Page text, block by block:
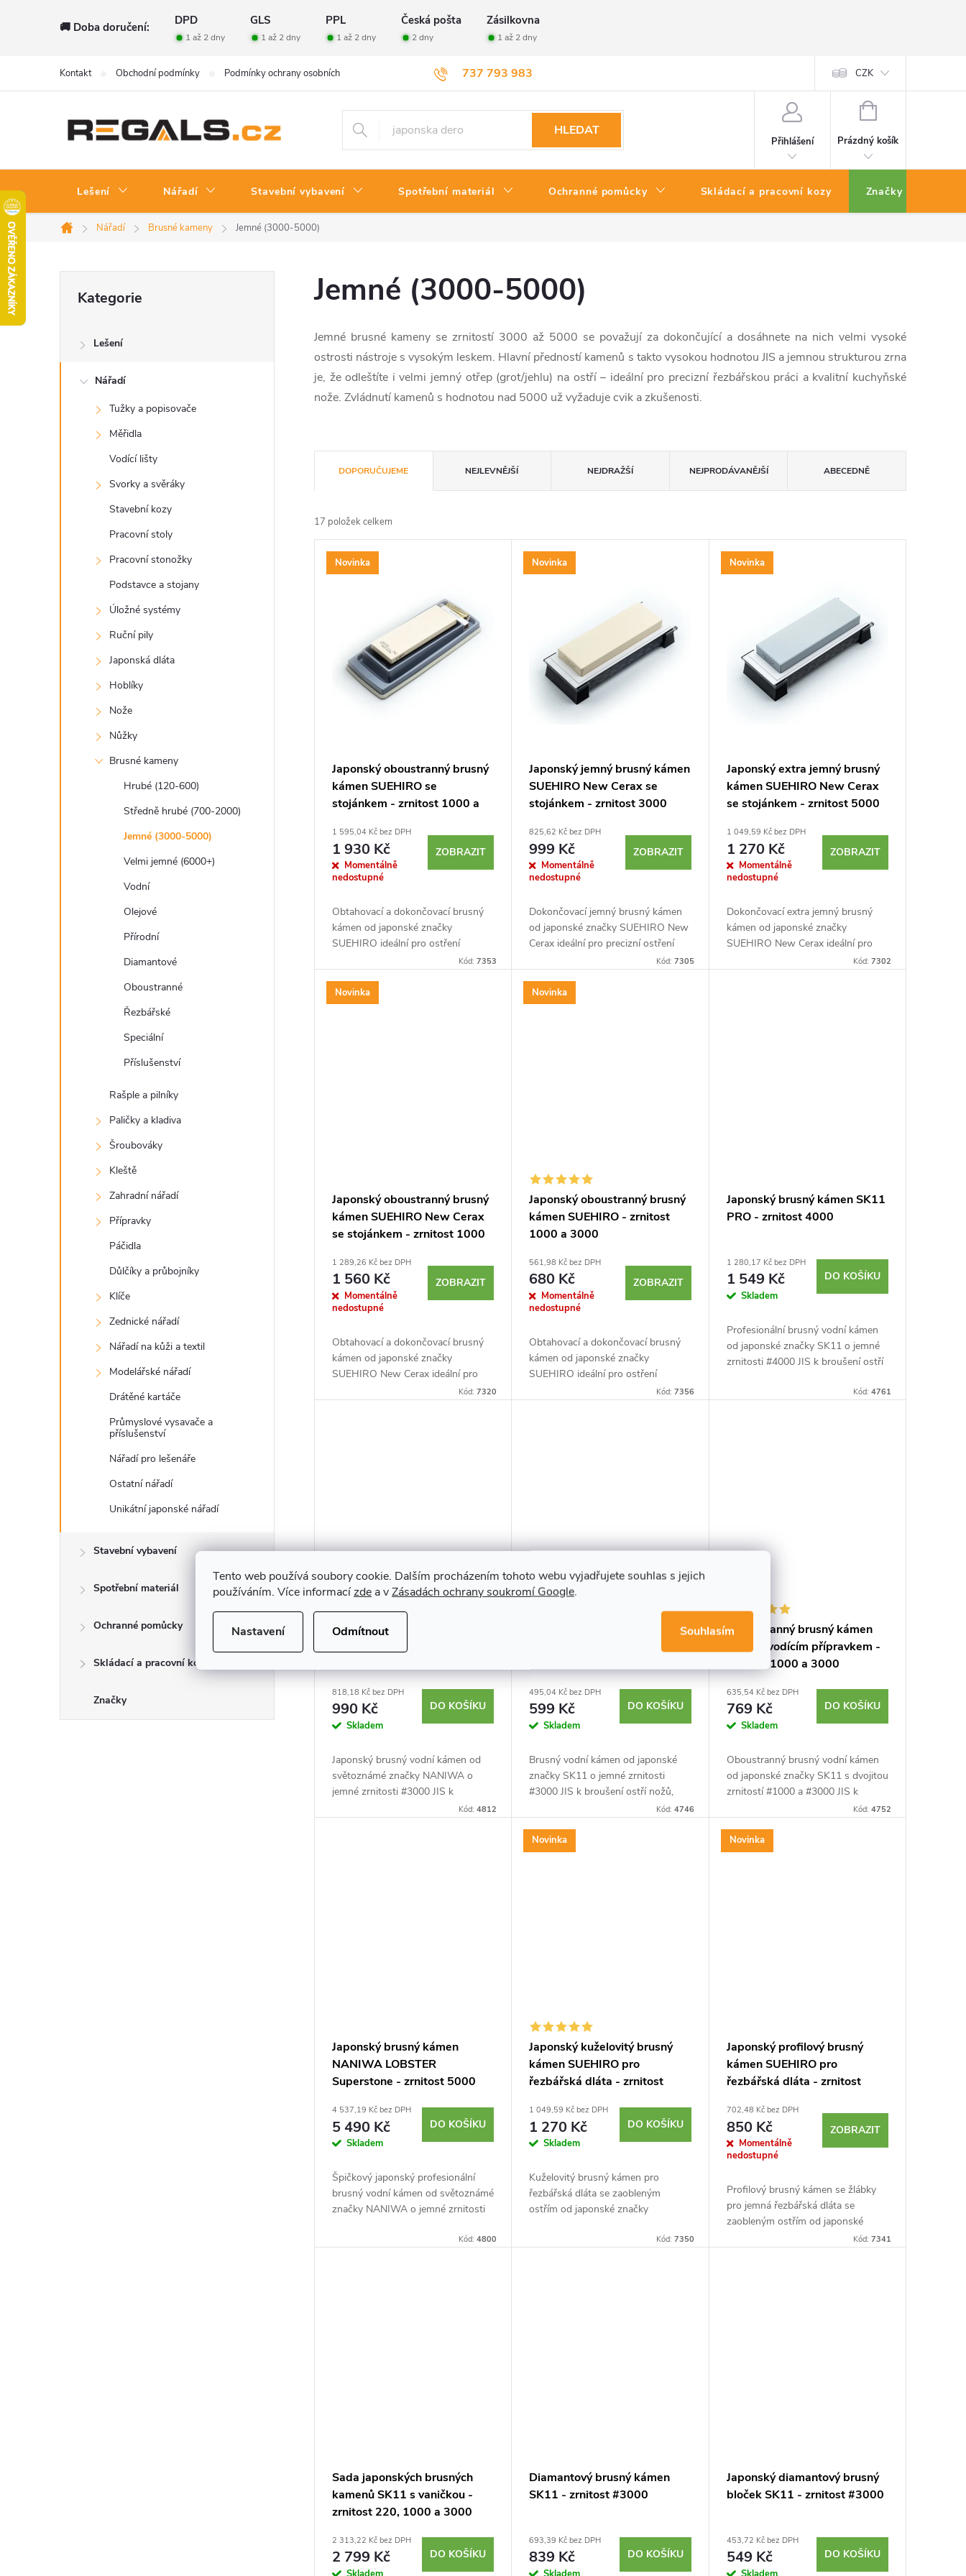
Tento web používá soubory cookie. Dalším procházením tohoto webu vyjadřujete souhlas s jejich
používáním. Více informacízde a vZásadách ochrany soukromí Google.
Nastavení Odmítnout Souhlasím
🚚 Doba doručení: DPD GLS PPL Česká pošta Zásilkovna
1 až 2 dny 1 až 2 dny 1 až 2 dny 2 dny 1 až 2 dny
737 793 983
Kontakt Obchodní podmínky Podmínky ochrany osobních údajů Velkoobchod Vrácení zboží CZK
HLEDAT
Přihlášení
NÁKUPNÍ
Prázdný košík
Lešení Nářadí Stavební vybavení Spotřební materiál Ochranné pomůcky Skládací a pracovní kozy Značky
Domů
Nářadí Brusné kameny Jemné (3000-5000)
s
kategorie
Kategorie
Lešení
Nářadí
Tužky a popisovače
Měřidla
Vodící lišty
Svorky a svěráky
Stavební kozy
Pracovní stoly
Pracovní stonožky
Podstavce a stojany
Úložné systémy
Ruční pily
Japonská dláta
Hoblíky
Nože
Nůžky
Brusné kameny
Hrubé (120-600)
Středně hrubé (700-2000)
Jemné (3000-5000)
Velmi jemné (6000+)
Vodní
Olejové
Přírodní
Diamantové
Oboustranné
Řezbářské
Speciální
Příslušenství
Rašple a pilníky
Paličky a kladiva
Šroubováky
Kleště
Zahradní nářadí
Přípravky
Páčidla
Důlčíky a průbojníky
Klíče
Zednické nářadí
Nářadí na kůži a textil
Modelářské nářadí
Drátěné kartáče
Průmyslové vysavače a
příslušenství
Nářadí pro lešenáře
Ostatní nářadí
Unikátní japonské nářadí
Stavební vybavení
Spotřební materiál
Ochranné pomůcky
Skládací a pracovní kozy
Značky
Jemné (3000-5000)
Jemné brusné kameny se zrnitostí 3000 až 5000 se považují za dokončující a dosáhnete na nich velmi vysoké
ostrosti nástroje s vysokým leskem. Hlavní předností kamenů s takto vysokou hodnotou JIS a jemnou strukturou zrna
je, že odleštíte i velmi jemný otřep (grot/jehlu) na ostří – ideální pro precizní řezbářskou práci a kvalitní kuchyňské
nože. Zvládnutí kamenů s hodnotou nad 5000 už vyžaduje cvik a zkušenosti.
a
z
e
DOPORUČUJEME NEJLEVNĚJŠÍ NEJDRAŽŠÍ NEJPRODÁVANĚJŠÍ ABECEDNĚ
17 položek celkem
V
ů
Novinka
Japonský oboustranný brusný
kámen SUEHIRO se
stojánkem - zrnitost 1000 a
1 595,04 Kč bez DPH
1 930 Kč
Momentálně
nedostupné
ZOBRAZIT
Obtahovací a dokončovací brusný
kámen od japonské značky
SUEHIRO ideální pro ostření
malého množství vody. Zrnitost
#3000...
Kód:7353
Novinka
Japonský jemný brusný kámen
SUEHIRO New Cerax se
stojánkem - zrnitost 3000
825,62 Kč bez DPH
999 Kč
Momentálně
nedostupné
ZOBRAZIT
Dokončovací jemný brusný kámen
od japonské značky SUEHIRO New
Cerax ideální pro precizní ostření
malého množství vody....
Kód: 7305
Novinka
Japonský extra jemný brusný
kámen SUEHIRO New Cerax
se stojánkem - zrnitost 5000
1 049,59 Kč bez DPH
1 270 Kč
Momentálně
nedostupné
ZOBRAZIT
Dokončovací extra jemný brusný
kámen od japonské značky
SUEHIRO New Cerax ideální pro
precizní ostření kuchyňských nožů,
Kód: 7302
Novinka
Japonský oboustranný brusný
kámen SUEHIRO New Cerax
se stojánkem - zrnitost 1000
1 289,26 Kč bez DPH
1 560 Kč
Momentálně
nedostupné
ZOBRAZIT
Obtahovací a dokončovací brusný
kámen od japonské značky
SUEHIRO New Cerax ideální pro
ostření kuchyňských nožů, ale i
Kód:7320
Novinka
Japonský oboustranný brusný
kámen SUEHIRO - zrnitost
1000 a 3000
561,98 Kč bez DPH
680 Kč
Momentálně
nedostupné
ZOBRAZIT
Obtahovací a dokončovací brusný
kámen od japonské značky
SUEHIRO ideální pro ostření
Kód: 7356
Japonský brusný kámen SK11
PRO - zrnitost 4000
1 280,17 Kč bez DPH
1 549 Kč
Skladem
DO KOŠÍKU
Profesionální brusný vodní kámen
od japonské značky SK11 o jemné
zrnitosti #4000 JIS k broušení ostří
Stojánek sloužící jako pouzdro...
Kód: 4761
Japonský brusný kámen
NANIWA na kuchyňské nože -
818,18 Kč bez DPH
990 Kč
Skladem
DO KOŠÍKU
Japonský brusný vodní kámen od
světoznámé značky NANIWA o
jemné zrnitosti #3000 JIS k
broušení ostří nožů, dlát, čepelí
Kód:4812
Japonský brusný kámen SK11
495,04 Kč bez DPH
599 Kč
Skladem
DO KOŠÍKU
Brusný vodní kámen od japonské
značky SK11 o jemné zrnitosti
#3000 JIS k broušení ostří nožů,
kamene 175 x 55...
Kód: 4746
Oboustranný brusný kámen
SK11 s vodícím přípravkem -
zrnitost 1000 a 3000
635,54 Kč bez DPH
769 Kč
Skladem
DO KOŠÍKU
Oboustranný brusný vodní kámen
od japonské značky SK11 s dvojitou
zrnitostí #1000 a #3000 JIS k
broušení ostří nožů, dlát, čepelí
přípravek...
Kód: 4752
Japonský brusný kámen
NANIWA LOBSTER
Superstone - zrnitost 5000
4 537,19 Kč bez DPH
5 490 Kč
Skladem
DO KOŠÍKU
Špičkový japonský profesionální
brusný vodní kámen od světoznámé
značky NANIWA o jemné zrnitosti
Kód:4800
Novinka
Japonský kuželovitý brusný
kámen SUEHIRO pro
řezbářská dláta - zrnitost
1 049,59 Kč bez DPH
1 270 Kč
Skladem
DO KOŠÍKU
Kuželovitý brusný kámen pro
řezbářská dláta se zaobleným
ostřím od japonské značky
Kód: 7350
Novinka
Japonský profilový brusný
kámen SUEHIRO pro
řezbářská dláta - zrnitost
702,48 Kč bez DPH
850 Kč
Momentálně
nedostupné
ZOBRAZIT
Profilový brusný kámen se žlábky
pro jemná řezbářská dláta se
zaobleným ostřím od japonské
značky SUEHIRO ideální pro ostření
Kód: 7341
Sada japonských brusných
kamenů SK11 s vaničkou -
zrnitost 220, 1000 a 3000
2 313,22 Kč bez DPH
2 799 Kč DO KOŠÍKU
Diamantový brusný kámen
SK11 - zrnitost #3000
693,39 Kč bez DPH
839 Kč DO KOŠÍKU
Japonský diamantový brusný
bloček SK11 - zrnitost #3000
453,72 Kč bez DPH
549 Kč DO KOŠÍKU